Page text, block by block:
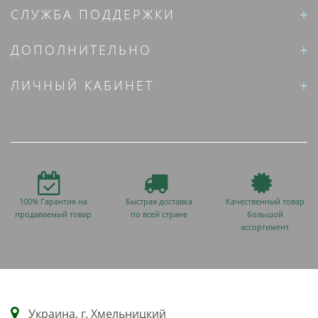
СЛУЖБА ПОДДЕРЖКИ
ДОПОЛНИТЕЛЬНО
ЛИЧНЫЙ КАБИНЕТ
100% Гарантия на
продаваемый товар
Быстрая доставка
по всей стране
Качественный товар
большой
ассортимент
Украина, г. Хмельницкий